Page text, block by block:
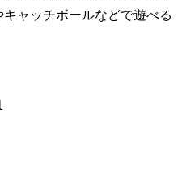
ャッチボールなどで遊べる